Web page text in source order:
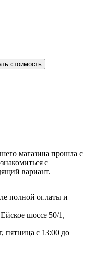
стоимость
магазина прошла с
с
вариант.
полной оплаты и
шоссе 50/1,
пятница с 13:00 до